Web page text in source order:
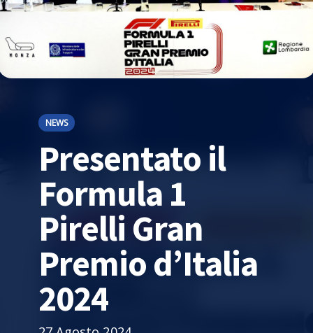
NEWS
Presentato il
Formula 1
Pirelli Gran
Premio d’Italia
2024